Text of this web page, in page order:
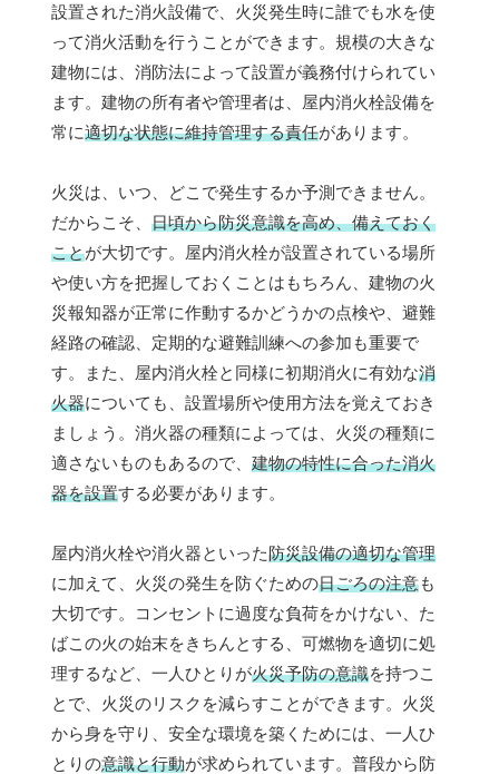
設置された消火設備で、火災発生時に誰でも水を使
って消火活動を行うことができます。規模の大きな
建物には、消防法によって設置が義務付けられてい
ます。建物の所有者や管理者は、屋内消火栓設備を
常に適切な状態に維持管理する責任があります。
火災は、いつ、どこで発生するか予測できません。
だからこそ、 日頃から防災意識を高め、備えておく
ことが大切です。屋内消火栓が設置されている場所
や使い方を把握しておくことはもちろん、建物の火
災報知器が正常に作動するかどうかの点検や、避難
経路の確認、定期的な避難訓練への参加も重要で
す。また、屋内消火栓と同様に初期消火に有効な消
火器についても、設置場所や使用方法を覚えておき
ましょう。消火器の種類によっては、火災の種類に
適さないものもあるので、 建物の特性に合った消火
器を設置する必要があります。
屋内消火栓や消火器といった防災設備の適切な管理
に加えて、火災の発生を防ぐための日ごろの注意も
大切です。コンセントに過度な負荷をかけない、た
ばこの火の始末をきちんとする、可燃物を適切に処
理するなど、一人ひとりが火災予防の意識を持つこ
とで、火災のリスクを減らすことができます。火災
から身を守り、安全な環境を築くためには、一人ひ
とりの意識と行動が求められています。普段から防